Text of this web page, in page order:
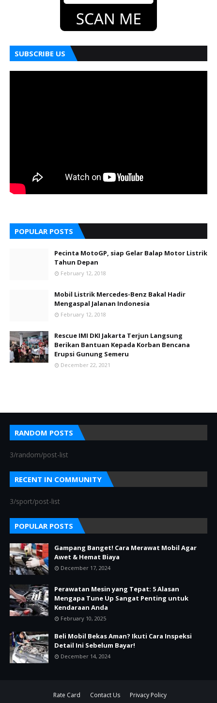
SUBSCRIBE US
POPULAR POSTS
Pecinta MotoGP, siap Gelar Balap Motor Listrik
Tahun Depan
February 12, 2018
Mobil Listrik Mercedes-Benz Bakal Hadir
Mengaspal Jalanan Indonesia
February 12, 2018
Rescue IMI DKI Jakarta Terjun Langsung
Berikan Bantuan Kepada Korban Bencana
Erupsi Gunung Semeru
December 22, 2021
RANDOM POSTS
3/random/post-list
RECENT IN COMMUNITY
3/sport/post-list
POPULAR POSTS
Gampang Banget! Cara Merawat Mobil Agar
Awet & Hemat Biaya
December 17, 2024
Perawatan Mesin yang Tepat: 5 Alasan
Mengapa Tune Up Sangat Penting untuk
Kendaraan Anda
February 10, 2025
Beli Mobil Bekas Aman? Ikuti Cara Inspeksi
Detail Ini Sebelum Bayar!
December 14, 2024
Rate Card Contact Us Privacy Policy